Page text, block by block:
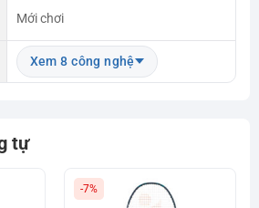
Mới chơi
Xem 8 công nghệ
tự
-7%